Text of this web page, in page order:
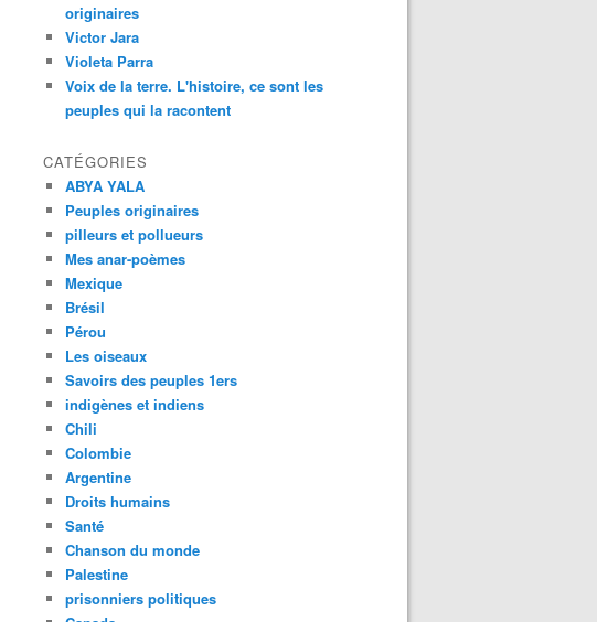
originaires
Victor Jara
Violeta Parra
Voix de la terre. L'histoire, ce sont les
peuples qui la racontent
CATÉGORIES
ABYA YALA
Peuples originaires
pilleurs et pollueurs
Mes anar-poèmes
Mexique
Brésil
Pérou
Les oiseaux
Savoirs des peuples 1ers
indigènes et indiens
Chili
Colombie
Argentine
Droits humains
Santé
Chanson du monde
Palestine
prisonniers politiques